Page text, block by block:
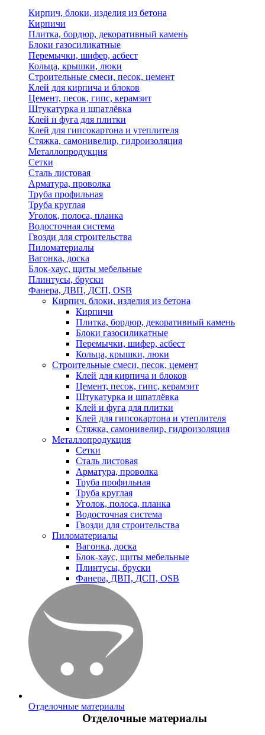
Кирпич, блоки, изделия из бетона
Кирпичи
Плитка, бордюр, декоративный камень
Блоки газосиликатные
Перемычки, шифер, асбест
Кольца, крышки, люки
Строительные смеси, песок, цемент
Клей для кирпича и блоков
Цемент, песок, гипс, керамзит
Штукатурка и шпатлёвка
Клей и фуга для плитки
Клей для гипсокартона и утеплителя
Стяжка, самонивелир, гидроизоляция
Металлопродукция
Сетки
Сталь листовая
Арматура, проволка
Труба профильная
Труба круглая
Уголок, полоса, планка
Водосточная система
Гвозди для строительства
Пиломатериалы
Вагонка, доска
Блок-хаус, щиты мебельные
Плинтусы, бруски
Фанера, ДВП, ДСП, OSB
Кирпич, блоки, изделия из бетона
Кирпичи
Плитка, бордюр, декоративный камень
Блоки газосиликатные
Перемычки, шифер, асбест
Кольца, крышки, люки
Строительные смеси, песок, цемент
Клей для кирпича и блоков
Цемент, песок, гипс, керамзит
Штукатурка и шпатлёвка
Клей и фуга для плитки
Клей для гипсокартона и утеплителя
Стяжка, самонивелир, гидроизоляция
Металлопродукция
Сетки
Сталь листовая
Арматура, проволка
Труба профильная
Труба круглая
Уголок, полоса, планка
Водосточная система
Гвозди для строительства
Пиломатериалы
Вагонка, доска
Блок-хаус, щиты мебельные
Плинтусы, бруски
Фанера, ДВП, ДСП, OSB
Отделочные материалы
Отделочные материалы